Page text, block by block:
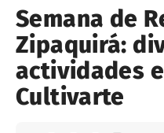
Semana de
Zipaquirá:
actividades
Cultivarte